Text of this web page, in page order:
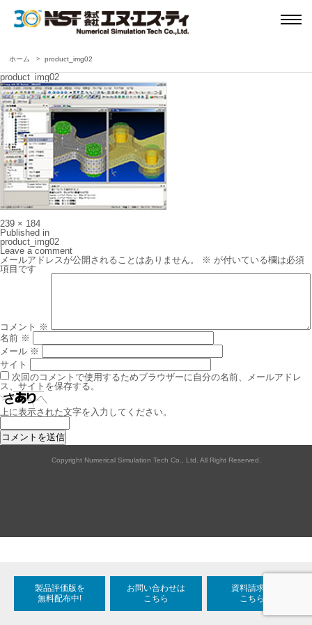
ホーム product_img02
product_img02
Full
size
239 × 184
投
稿
ナ
ビ
ゲ
Published in
product_img02
Leave a comment
メールアドレスが公開されることはありません。
※ が付いている欄は必須
項目です
コメント ※
名前 ※
メール ※
サイト
次回のコメントで使用するためブラウザーに自分の名前、メールアドレ
ス、サイトを保存する。
上に表示された文字を入力してください。
Copyright Numerical Simulation Tech Co., Ltd. All Right Reserved.
製品評価版を
無料配布中!
お問い合わせは
こちら
資料請求は
こちら